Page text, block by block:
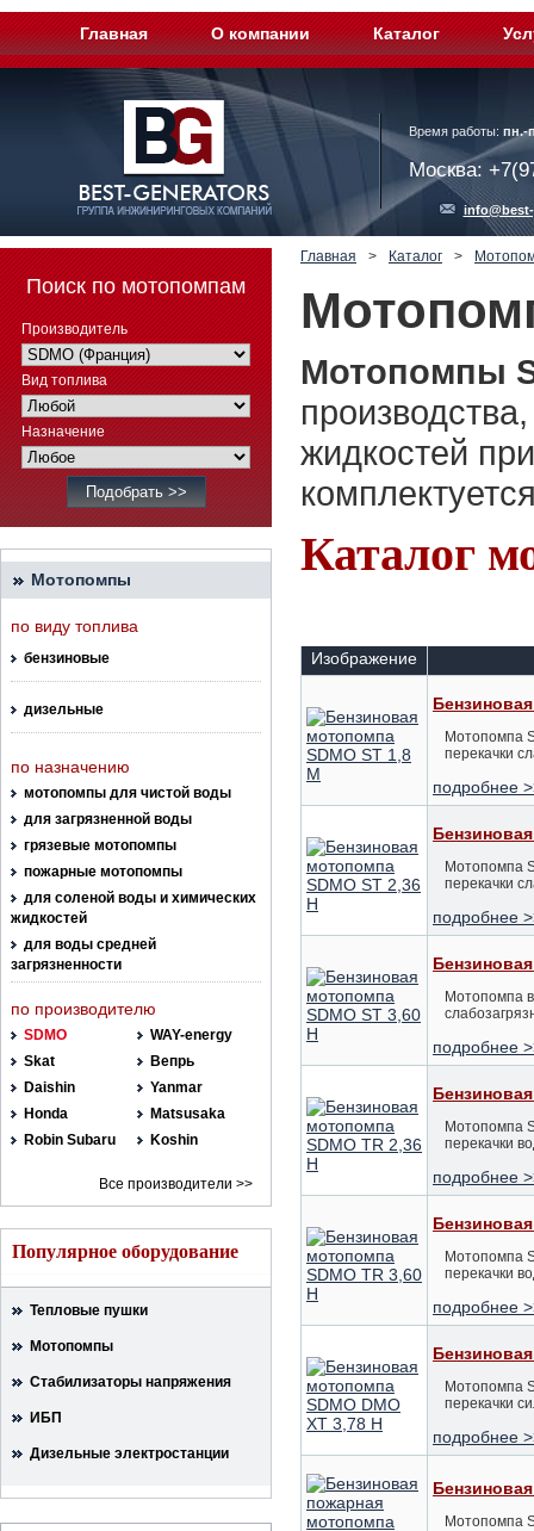
Главная О компании Каталог
Время работы: пн.-
Москва:
Поиск по мотопомпам
Производитель
Вид топлива
Назначение
Мотопомпы
по виду топлива
бензиновые
дизельные
по назначению
мотопомпы для чистой воды
для загрязненной воды
грязевые мотопомпы
пожарные мотопомпы
для соленой воды и химических
жидкостей
для воды средней
загрязненности
по производителю
SDMO
WAY-energy
Skat
Вепрь
Daishin
Yanmar
Honda
Matsusaka
Robin Subaru
Koshin
Все производители >>
Популярное оборудование
Тепловые пушки
Мотопомпы
Стабилизаторы напряжения
ИБП
Дизельные электростанции
Главная > Каталог >
Мотопомпы
жидкостей
Каталог
Изображение
Мотопомпа
перекачки
подробнее
Мотопомпа
перекачки
подробнее
Мотопомпа
подробнее
Мотопомпа
перекачки
подробнее
Мотопомпа
перекачки
подробнее
Мотопомпа
перекачки
подробнее
Мотопомпа